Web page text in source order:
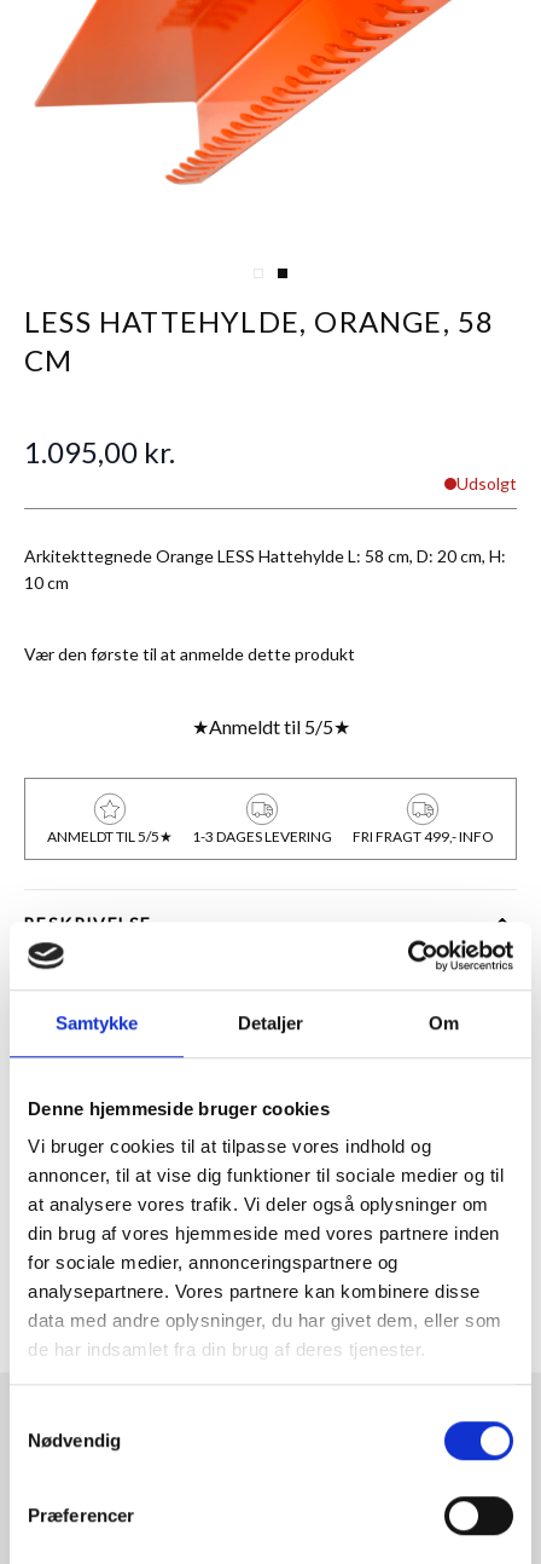
Samtykke Detaljer Om
Denne hjemmeside bruger cookies
Vi bruger cookies til at tilpasse vores indhold og
annoncer, til at vise dig funktioner til sociale medier og til
at analysere vores trafik. Vi deler også oplysninger om
din brug af vores hjemmeside med vores partnere inden
for sociale medier, annonceringspartnere og
analysepartnere. Vores partnere kan kombinere disse
data med andre oplysninger, du har givet dem, eller som
de har indsamlet fra din brug af deres tjenester.
Nødvendig
Præferencer
View larger image
View larger image
LESS HATTEHYLDE, ORANGE, 58
CM
Arkitekttegnede Orange LESS Hattehylde L: 58 cm, D: 20 cm, H:
10 cm
Vær den første til at anmelde dette produkt
1.095,00 kr.
Udsolgt
★Anmeldt til 5/5★
ANMELDT TIL 5/5★ 1-3 DAGES LEVERING FRI FRAGT 499,- INFO
BESKRIVELSE
LESS er dansk design produceret i Danmark. Materialet er stål,
overfladebehandlet optimalt med pulverlakering. Et materialevalg
der signalerer et robust industriprodukt og samtidig en forfinet
lethed i detaljen med inspiration fra arkitekturens verden.
udgangspunkt i brugeres behov. Designet er rent, enkelt og
ukompliceret, med en kompromisløs fokus på kvalitet. Erfaringen
er bl.a. opnået gennem mere end 40 års virke som arkitekt og
designer for arkitektfirmaet Friis og Moltke.
MERE INFORMATION
ANMELDELSER
RAMMESHOPPEN.DK
Ove Jensens Allé 31